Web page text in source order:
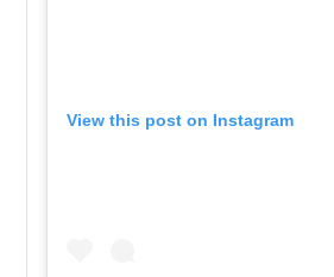
View this post on Instagram